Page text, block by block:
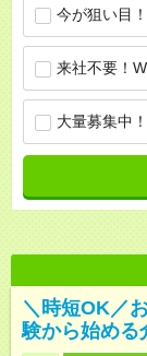
今が狙い目
来社不要！
大量募集中
＼時短OK／
験から始める